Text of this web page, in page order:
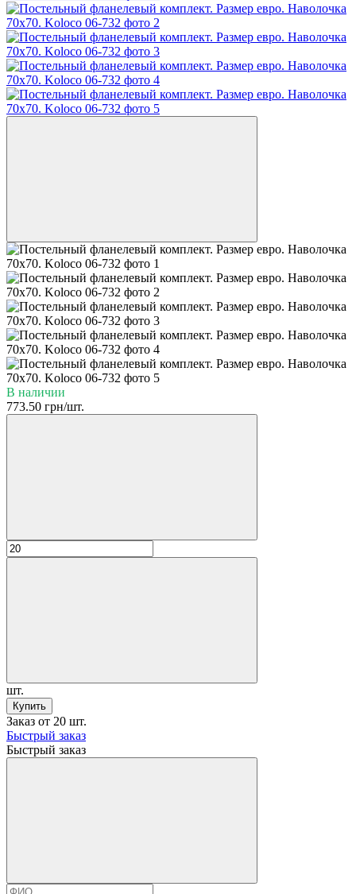
В наличии
773.50 грн/шт.
шт.
Купить
Заказ от 20 шт.
Быстрый заказ
Быстрый заказ